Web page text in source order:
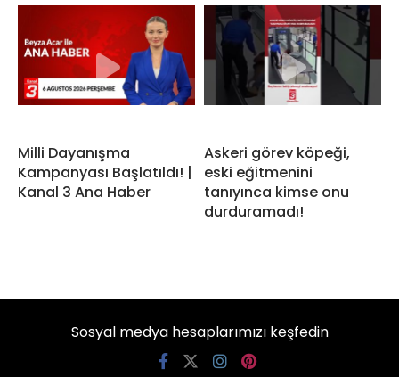
Milli Dayanışma
Kampanyası Başlatıldı! |
Kanal 3 Ana Haber
Askeri görev köpeği,
eski eğitmenini
tanıyınca kimse onu
durduramadı!
Sosyal medya hesaplarımızı keşfedin